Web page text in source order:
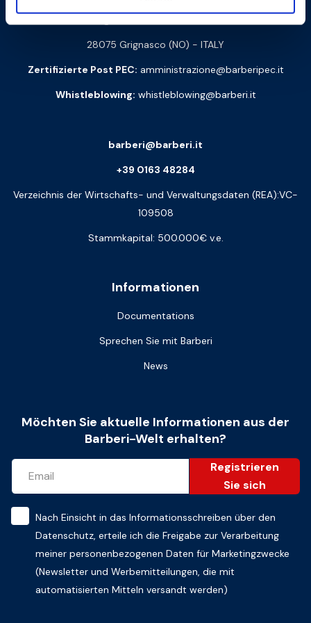
28075 Grignasco (NO) - ITALY
Zertifizierte Post PEC: amministrazione@barberipec.it
Whistleblowing: whistleblowing@barberi.it
Informationen
Documentations
Sprechen Sie mit Barberi
News
barberi@barberi.it
+39 0163 48284
Verzeichnis der Wirtschafts- und Verwaltungsdaten (REA):VC-
109508
Stammkapital: 500.000€ v.e.
Möchten Sie aktuelle Informationen aus der
Barberi-Welt erhalten?
Registrieren
Sie sich
Nach Einsicht in das Informationsschreiben über den
Datenschutz, erteile ich die Freigabe zur Verarbeitung
meiner personenbezogenen Daten für Marketingzwecke
(Newsletter und Werbemitteilungen, die mit
automatisierten Mitteln versandt werden)